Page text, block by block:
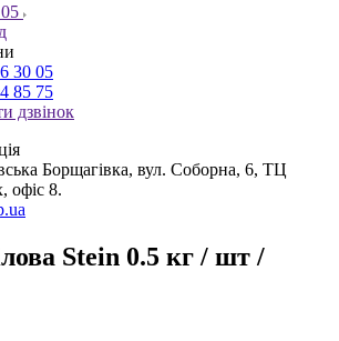
30 05
85 75
дзвінок
Борщагівка, вул. Соборна, 6, ТЦ
офіс 8.
Stein 0.5 кг / шт /